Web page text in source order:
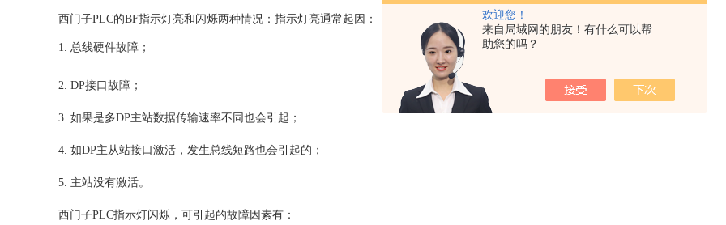
欢迎您！
来自局域网的朋友！有什么可以帮
助您的吗？
西门子PLC的BF指示灯亮和闪烁两种情况：指示灯亮通常起因：
1. 总线硬件故障；
2. DP接口故障；
3. 如果是多DP主站数据传输速率不同也会引起；
4. 如DP主从站接口激活，发生总线短路也会引起的；
5. 主站没有激活。
西门子PLC指示灯闪烁，可引起的故障因素有：